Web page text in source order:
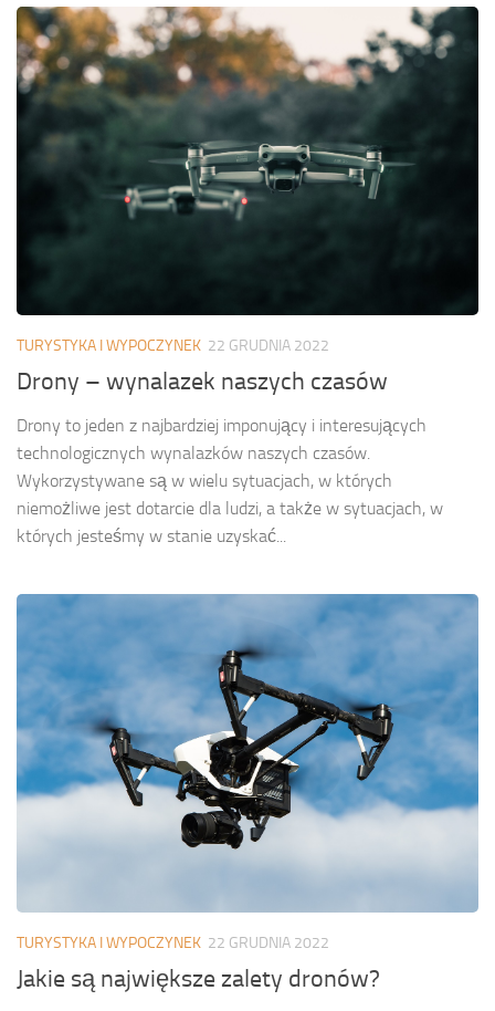
TURYSTYKA I WYPOCZYNEK 22 GRUDNIA 2022
Drony – wynalazek naszych czasów
Drony to jeden z najbardziej imponujący i interesujących
technologicznych wynalazków naszych czasów.
Wykorzystywane są w wielu sytuacjach, w których
niemożliwe jest dotarcie dla ludzi, a także w sytuacjach, w
których jesteśmy w stanie uzyskać...
TURYSTYKA I WYPOCZYNEK 22 GRUDNIA 2022
Jakie są największe zalety dronów?